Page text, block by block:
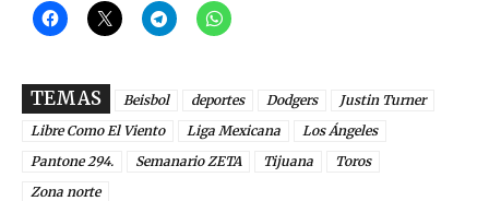
TEMAS Beisbol deportes Dodgers
Justin Turner
Libre Como El Viento
Liga Mexicana
Los Ángeles
Pantone 294.
Semanario ZETA Tijuana
Toros
Zona norte